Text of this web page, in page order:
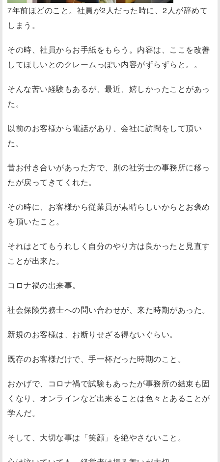
7年前ほどのこと。社員が2人だった時に、2人が辞めて
しまう。
その時、社員からお手紙をもらう。内容は、ここを改善
してほしいとのクレームっぽい内容がずらずらと。。
そんな苦い経験もあるが、最近、嬉しかったことがあっ
た。
以前のお客様から電話があり、会社に訪問をして頂い
た。
昔お付き合いがあった方で、別の社労士の事務所に移っ
たが戻ってきてくれた。
その時に、お客様から従業員が素晴らしいからとお褒め
を頂いたこと。
それはとてもうれしく自分のやり方は良かったと見直す
ことが出来た。
コロナ禍の出来事。
社会保険労務士への問い合わせが、来た時期があった。
新規のお客様は、お断りせざる得ないぐらい。
既存のお客様だけで、手一杯だった時期のこと。
おかげで、コロナ禍で試験もあったが事務所の結束も固
くなり、オンラインなど出来ることは色々とあることが
学んだ。
そして、大切な事は「笑顔」を絶やさないこと。